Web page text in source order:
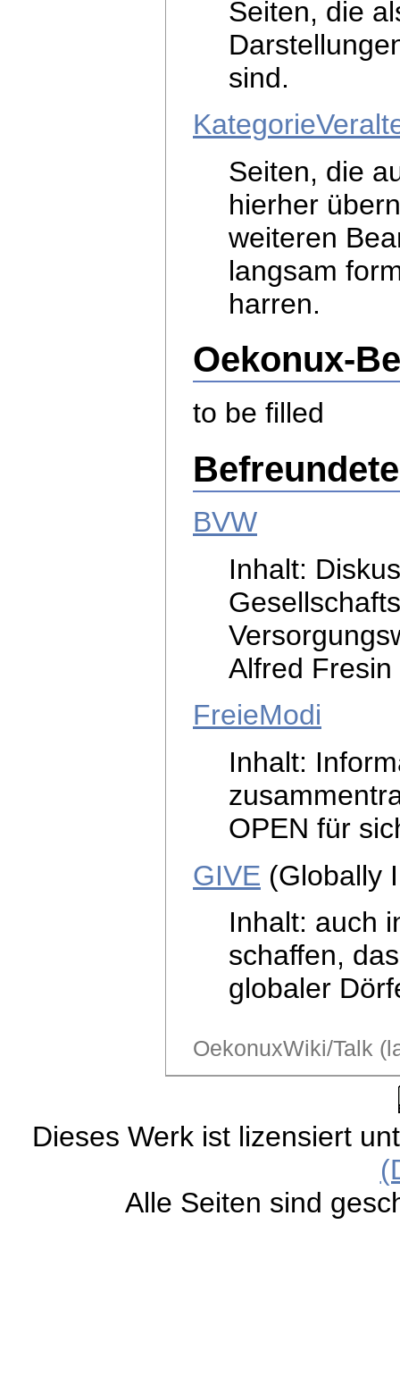
Seiten, die
sind.
Seiten, die
hierher
weiteren
langsam
harren.
Oekonux-
to be filled
BVW
Inhalt:
Alfred Fresin
FreieModi
Inhalt:
OPEN für
GIVE (Globally
Inhalt: auch
schaffen,
globaler
OekonuxWiki/Talk
Dieses Werk ist lizensiert
Alle Seiten sind